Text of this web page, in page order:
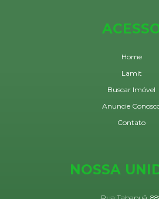
Home
Lamit
Buscar Imóvel
Anuncie
Contato
NOSSA